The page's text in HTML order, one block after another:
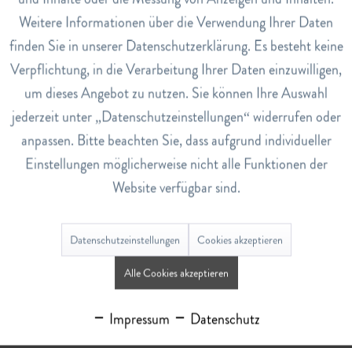
Bewertungen 0
Bewertungen lesen, schreiben und diskutieren...mehr
Ähnliche Artikel
Weidenröschen Tee
Service Inaktiv
Weitere Informationen über die Verwendung Ihrer Daten
finden Sie in unserer Datenschutzerklärung. Es besteht keine
Verpflichtung, in die Verarbeitung Ihrer Daten einzuwilligen,
um dieses Angebot zu nutzen. Sie können Ihre Auswahl
jederzeit unter „Datenschutzeinstellungen“ widerrufen oder
anpassen. Bitte beachten Sie, dass aufgrund individueller
Einstellungen möglicherweise nicht alle Funktionen der
Website verfügbar sind.
Datenschutzeinstellungen Cookies akzeptieren
Alle Cookies akzeptieren
Impressum Datenschutz